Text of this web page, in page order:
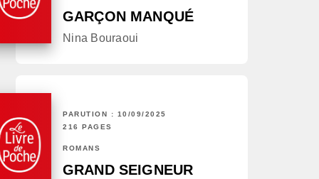
GARÇON MANQUÉ
Nina Bouraoui
PARUTION : 10/09/2025
216 PAGES
ROMANS
GRAND SEIGNEUR